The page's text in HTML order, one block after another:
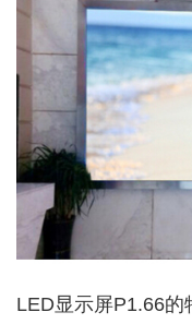
LED显示屏P1.66的